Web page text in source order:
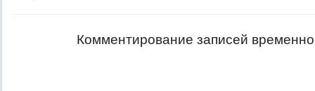
Комментирование записей